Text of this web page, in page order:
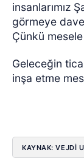
insanlarımız
görmeye
Çünkü
Geleceğin
inşa etme
KAYNAK: VEJDI